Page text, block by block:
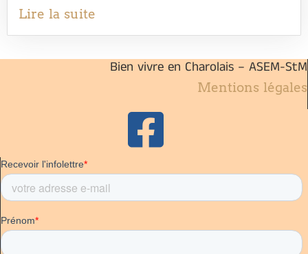
Lire la suite
Bien vivre en Charolais – ASEM-StM
Mentions légales